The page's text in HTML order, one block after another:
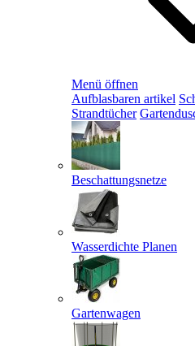
Menü öffnen
Aufblasbaren artikel
Strandtücher
Beschattungsnetze
Wasserdichte Planen
Gartenwagen